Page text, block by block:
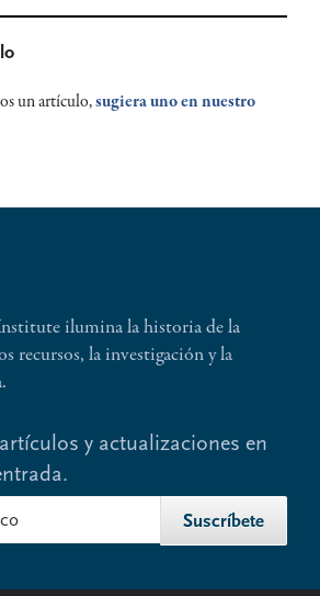
un artículo,sugiera uno en nuestro
ilumina la historia de la
recursos, la investigación y la
y actualizaciones en